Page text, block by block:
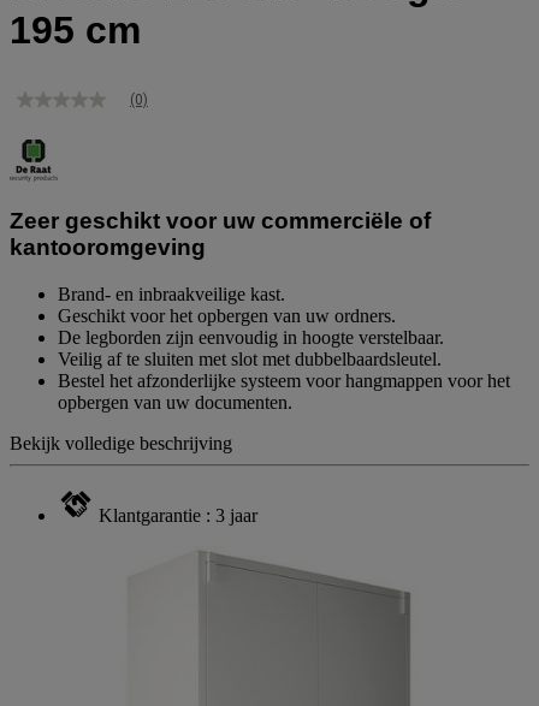
195 cm
Geen
Dezelfde
paginalink.
(0)
Zeer geschikt voor uw commerciële of
kantooromgeving
Brand- en inbraakveilige kast.
Geschikt voor het opbergen van uw ordners.
De legborden zijn eenvoudig in hoogte verstelbaar.
Veilig af te sluiten met slot met dubbelbaardsleutel.
Bestel het afzonderlijke systeem voor hangmappen voor het
opbergen van uw documenten.
Bekijk volledige beschrijving
Klantgarantie : 3 jaar